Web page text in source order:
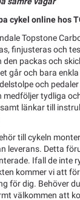
cykel online hos
Topstone
finjusteras och
packas och
går och bara
och
medföljer tydliga
länkar till
till cykeln
leverans. Detta
Ifall de inte
kommer vi att
för dig. Behöver
välkommen att